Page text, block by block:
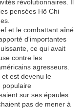
révolutionnaires. Il
pensées Hô Chi
et le combattant aîné
d'importantes
ce qui avait
contre les
agresseurs.
est devenu le
populaire
sur ses épaules
pas de mener à